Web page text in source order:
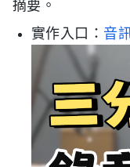
摘要。
實作入口： 音